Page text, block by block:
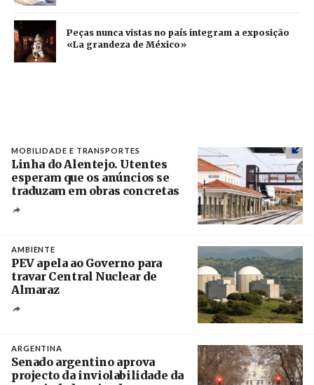
Peças nunca vistas no país integram a exposição
«La grandeza de México»
MOBILIDADE E TRANSPORTES
Linha do Alentejo. Utentes
esperam que os anúncios se
traduzam em obras concretas
AMBIENTE
PEV apela ao Governo para
travar Central Nuclear de
Almaraz
ARGENTINA
Senado argentino aprova
projecto da inviolabilidade da